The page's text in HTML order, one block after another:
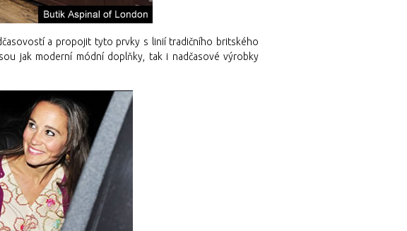
a propojit tyto prvky s linií tradičního britského
jak moderní módní doplňky, tak i nadčasové výrobky